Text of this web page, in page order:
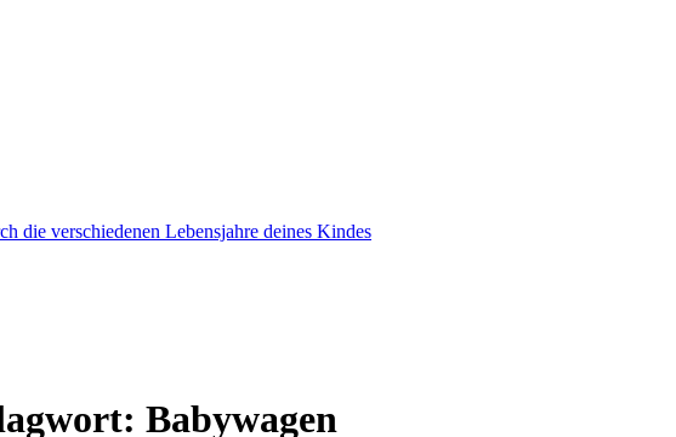
die verschiedenen Lebensjahre deines Kindes
Babywagen